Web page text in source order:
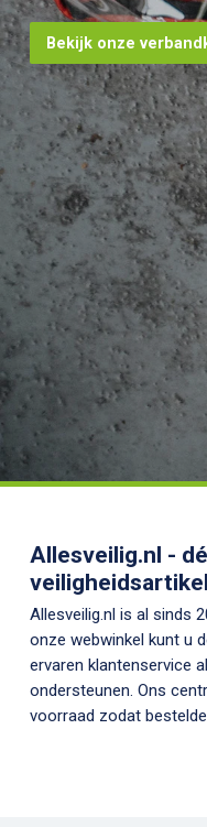
Bekijk onze
Allesveilig.nl -
Allesveilig.nl is al sinds
onze webwinkel kunt u
ervaren klantenservice
ondersteunen. Ons
voorraad zodat